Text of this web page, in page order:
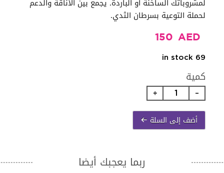
لمشروباتك الساخنة أو الباردة. يجمع بين الأناقة والدعم
لحملة التوعية بسرطان الثدي.
AED
150
69 in stock
كمية
كوب
الوردية
للقهوة
أضف إلى السلة
ربما يعجبك أيضا